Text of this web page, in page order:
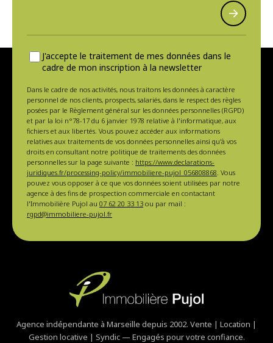
J'accepte le traitement de mes données dans le
cadre de mon inscription à la newsletter
Dans le cadre de nos activités, nous traitons les données à caractère
personnel de nos clients, prospects, salariés, dans le respect des règles
posées par le Règlement général sur les données personnelles (RGPD)
et par la loi n°78-17 du 6 janvier 1978 relative à l'informatique, aux
fichiers et aux libertés. Vous pouvez accéder aux informations
relatives aux traitements de vos données personnelles ainsi qu'à vos
droits en consultant notre politique de traitements des données
personnelles sur la page suivante : https://www.declarations-
juridiques.fr/processing-policy/immobiliere-pujol_056808868. Vous
pouvez vous opposer à ce que vos données soient utilisées par notre
agence à des fins de prospection commerciale en contactant
l'Immobilière Pujol au 07 62 20 33 13 ou par mail :
rgpd@immobiliere-pujol.fr
Agence indépendante à Marseille depuis 2002. Vente | Location |
Gestion locative | Syndic — Engagés pour votre confiance.